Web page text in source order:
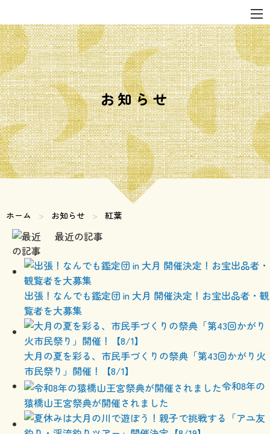
お知らせ
ホーム お知らせ 現在のページ:
紅葉
最近の記事
出張！なんでも鑑定団 in 大月 開催決定！お宝出品者・観
覧者を大募集
大月の夏を彩る、市民手づくりの祭典「第43回かがり火
市民祭り」開催！【8/1】
令和8年の
猿橋山王宮祭典が開催されました